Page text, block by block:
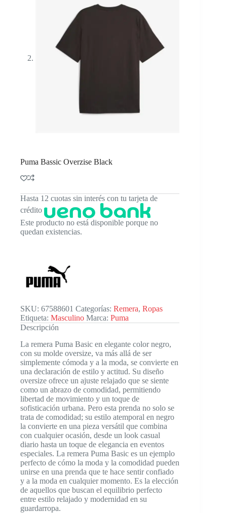
Puma Bassic Overzise Black
Hasta 12 cuotas sin interés con tu tarjeta de
crédito
Este producto no está disponible porque no
quedan existencias.
SKU: 67588601 Categorías: Remera, Ropas
Etiqueta: Masculino Marca: Puma
Descripción
La remera Puma Basic en elegante color negro,
con su molde oversize, va más allá de ser
simplemente cómoda y a la moda, se convierte en
una declaración de estilo y actitud. Su diseño
oversize ofrece un ajuste relajado que se siente
como un abrazo de comodidad, permitiendo
libertad de movimiento y un toque de
sofisticación urbana. Pero esta prenda no solo se
trata de comodidad; su estilo atemporal en negro
la convierte en una pieza versátil que combina
con cualquier ocasión, desde un look casual
diario hasta un toque de elegancia en eventos
especiales. La remera Puma Basic es un ejemplo
perfecto de cómo la moda y la comodidad pueden
unirse en una prenda que te hace sentir confiado
y a la moda en cualquier momento. Es la elección
de aquellos que buscan el equilibrio perfecto
entre estilo relajado y modernidad en su
guardarropa.